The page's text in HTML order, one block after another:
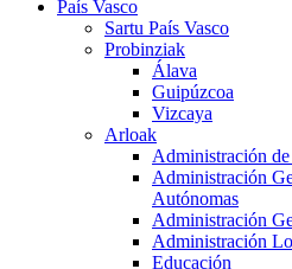
País Vasco
Sartu País Vasco
Probinziak
Álava
Guipúzcoa
Vizcaya
Arloak
Administración de
Administración
Autónomas
Administración
Administración
Educación